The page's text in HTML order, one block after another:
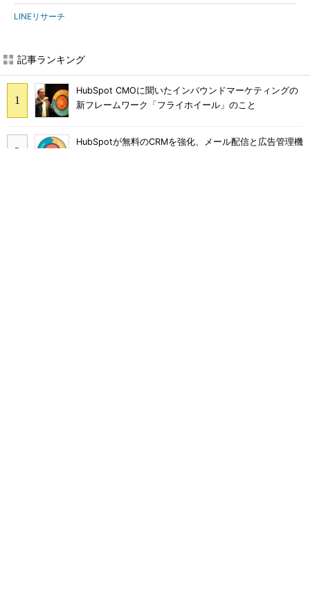
LINEリサーチ
記事ランキング
HubSpot CMOに聞いたインバウンドマーケティングの
新フレームワーク「フライホイール」のこと
HubSpotが無料のCRMを強化、メール配信と広告管理機